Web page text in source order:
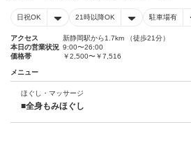
日祝OK 21時以降OK 駐車場有
アクセス
新静岡駅から1.7km （徒歩21分）
本日の営業状況 9:00〜26:00
価格帯
￥2,500〜￥7,516
メニュー
ほぐし・マッサージ
■全身もみほぐし